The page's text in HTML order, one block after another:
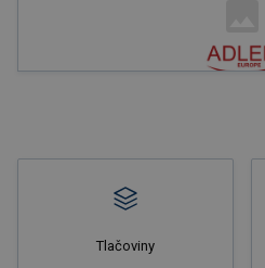
Tlačoviny